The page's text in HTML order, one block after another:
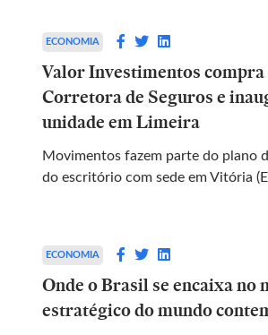
ECONOMIA
Valor Investimentos
Corretora de Seguros e
unidade em Limeira
Movimentos fazem parte do plano
do escritório com sede em Vitória
ECONOMIA
Onde o Brasil se encaixa no
estratégico do mundo